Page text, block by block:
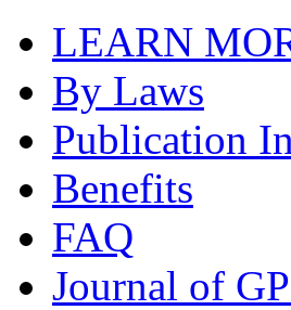
LEARN
By Laws
Publication
Benefits
FAQ
Journal of